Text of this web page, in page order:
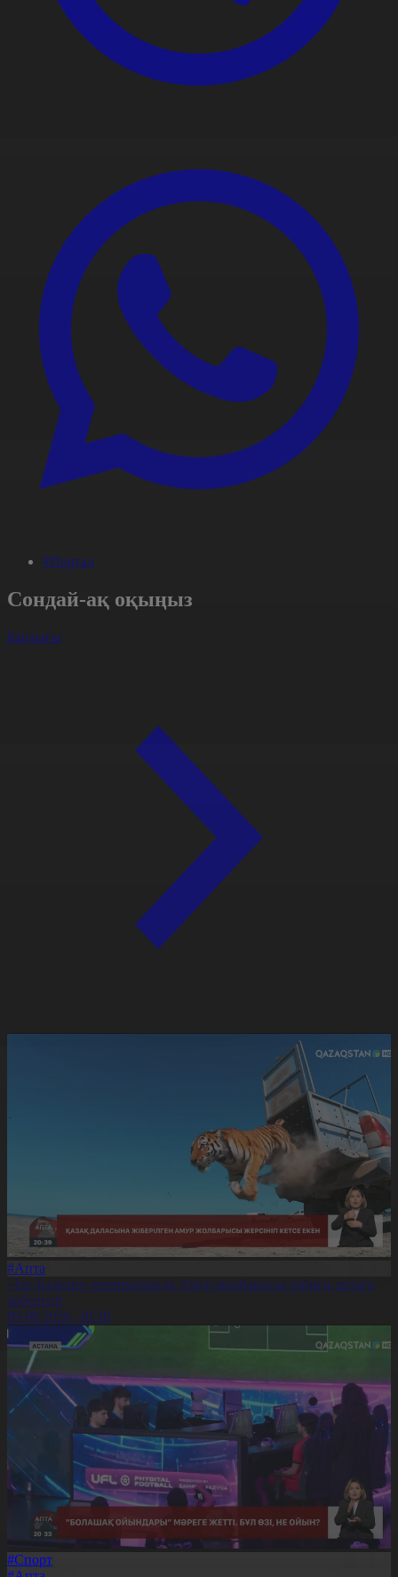
#Портал
Сондай-ақ оқыңыз
Барлығы
#Апта
«Іле-Балқаш» резерватында Амур жолбарысы табиғи ортаға
жіберілді
09.08.2026, 20:38
#Спорт